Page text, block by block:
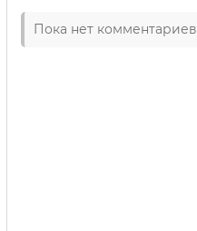
Пока нет комментариев